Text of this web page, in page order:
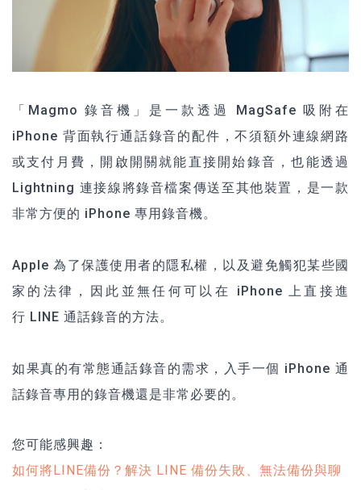
「Magmo 錄音機」是一款透過 MagSafe 吸附在
iPhone 背面執行通話錄音的配件，不須額外連線網路
或支付月費，開啟開關就能直接開始錄音，也能透過
Lightning 連接線將錄音檔案傳送至其他裝置，是一款
非常方便的 iPhone 專用錄音機。
Apple 為了保護使用者的隱私權，以及避免觸犯某些國
家的法律，因此並無任何可以在 iPhone 上直接進
行 LINE 通話錄音的方法。
如果真的有常態通話錄音的需求，入手一個 iPhone 通
話錄音專用的錄音機還是非常必要的。
您可能感興趣：
如何將LINE備份？解決 LINE 備份失敗、無法備份與聊